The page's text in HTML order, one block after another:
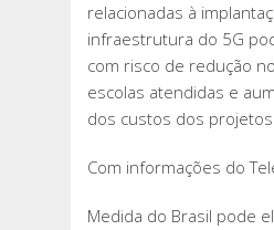
relacionadas à
infraestrutura do 5G
com risco de redução
escolas atendidas e
dos custos dos
Com informações do
Medida do Brasil pode